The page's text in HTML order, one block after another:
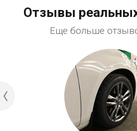
Отзывы
Еще больше